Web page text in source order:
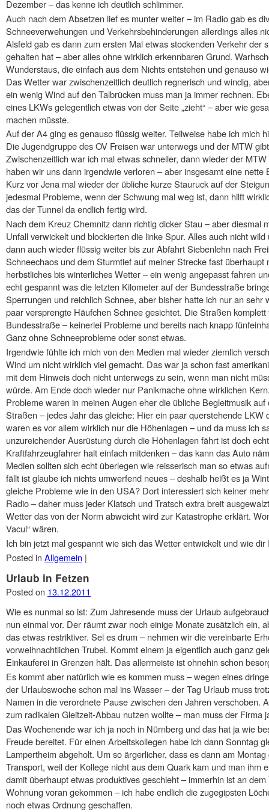
Dezember – das kenne ich deutlich schlimmer.
Auch nach dem Absetzen lief es munter weiter – im Radio gab es
Schneeverwehungen und Verkehrsbehinderungen allerdings alles
Alsfeld gab es dann zum ersten Mal etwas stockenden Verkehr der
gehalten hat – aber alles ohne wirklich erkennbaren Grund.
Wunderstaus, die einfach aus dem Nichts entstehen und genauso
Das Wetter war zwischenzeitlich deutlich regnerisch und windig,
ein wenig Wind auf den Talbrücken muss man ja immer rechnen.
eines LKWs gelegentlich etwas von der Seite „zieht“ – aber wie
machen müsste.
Auf der A4 ging es genauso flüssig weiter. Teilweise habe ich mich
Die Jugendgruppe des OV Freisen war unterwegs und der MTW
Zwischenzeitlich war ich mal etwas schneller, dann wieder der
haben wir uns dann irgendwie verloren – aber insgesamt eine
Kurz vor Jena mal wieder der übliche kurze Stauruck auf der
jedesmal Probleme, wenn der Schwung mal weg ist, dann hilft
das der Tunnel da endlich fertig wird.
Nach dem Kreuz Chemnitz dann richtig dicker Stau – aber diesmal
Unfall verwickelt und blockierten die linke Spur. Alles auch nicht
dann auch wieder flüssig weiter bis zur Abfahrt Siebenlehn nach
Schneechaos und dem Sturmtief auf meiner Strecke fast überhaupt
herbstliches bis winterliches Wetter – ein wenig angepasst fahren
echt gespannt was die letzten Kilometer auf der Bundesstraße
Sperrungen und reichlich Schnee, aber bisher hatte ich nur an sehr
paar versprengte Häufchen Schnee gesichtet. Die Straßen
Bundesstraße – keinerlei Probleme und bereits nach knapp
Ganz ohne Schneeprobleme oder sonst etwas.
Irgendwie fühlte ich mich von den Medien mal wieder ziemlich
Wind um nicht wirklich viel gemacht. Das war ja schon fast
mit dem Hinweis doch nicht unterwegs zu sein, wenn man nicht
würde. Am Ende doch wieder nur Panikmache ohne wirklichen
Probleme waren in meinen Augen eher die übliche Begleitmusik
Straßen – jedes Jahr das gleiche: Hier ein paar querstehende
waren es vor allem wirklich nur die Höhenlagen – und da muss ich
unzureichender Ausrüstung durch die Höhenlagen fährt ist doch
Kraftfahrzeugfahrer halt einfach mitdenken – das kann das Auto
Medien sollten sich echt überlegen wie reisserisch man so etwas
fällt ist glaube ich nichts umwerfend neues – deshalb heißt es ja
gleiche Probleme wie in den USA? Dort interessiert sich keiner
Radio – daher muss jeder Klatsch und Tratsch extra breit
Wetter das von der Norm abweicht wird zur Katastrophe erklärt.
Vacui“ wären.
Ich bin jetzt mal gespannt wie sich das Wetter entwickelt und wie
Posted in Allgemein |
Urlaub in Fetzen
Posted on 13.12.2011
Wie es nunmal so ist: Zum Jahresende muss der Urlaub
nun einmal vor. Der räumt zwar noch einige Monate zusätzlich ein,
das etwas restriktiver. Sei es drum – nehmen wir die vereinbarte
vorweihnachtlichen Trubel. Kommt einem ja eigentlich auch ganz
Einkauferei in Grenzen hält. Das allermeiste ist ohnehin schon
Es kommt aber natürlich wie es kommen muss – wegen eines
der Urlaubswoche schon mal ins Wasser – der Tag Urlaub muss
Namen in die verordnete Pause zwischen den Jahren verschoben.
zum radikalen Gleitzeit-Abbau nutzen wollte – man muss der Firma
Das Wochenende war ich ja noch in Nürnberg und das hat ja wie
Freude bereitet. Für einen Arbeitskollegen habe ich dann Sonntag
Lampertheim abgeholt. Um so ärgerlicher, dass es dann am
Transport, weil der Kollege nicht aus dem Quark kam und man ihm
damit überhaupt etwas produktives geschieht – immerhin ist an
Wohnung voran gekommen – ich habe endlich die zugegipsten
noch etwas Ordnung geschaffen.